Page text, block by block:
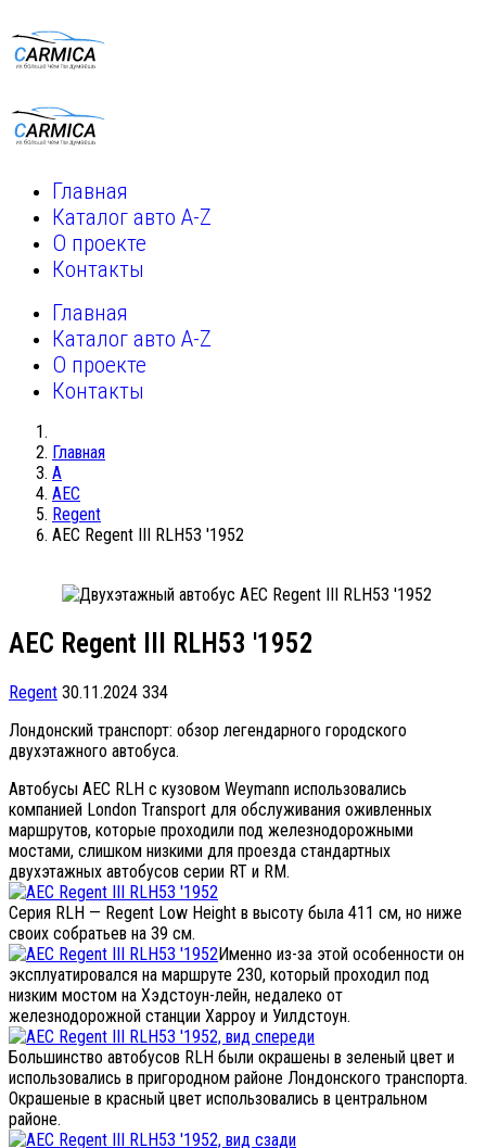
Главная
Каталог авто A-Z
О проекте
Контакты
Главная
Каталог авто A-Z
О проекте
Контакты
Главная
A
AEC
Regent
AEC Regent III RLH53 '1952
AEC Regent III RLH53 '1952
Regent 30.11.2024 334
Лондонский транспорт: обзор легендарного городского
двухэтажного автобуса.
Автобусы AEC RLH с кузовом Weymann использовались
компанией London Transport для обслуживания оживленных
маршрутов, которые проходили под железнодорожными
мостами, слишком низкими для проезда стандартных
двухэтажных автобусов серии RT и RM.
Серия RLH — Regent Low Height в высоту была 411 см, но ниже
своих собратьев на 39 см.
Именно из-за этой особенности он
эксплуатировался на маршруте 230, который проходил под
низким мостом на Хэдстоун-лейн, недалеко от
железнодорожной станции Харроу и Уилдстоун.
Большинство автобусов RLH были окрашены в зеленый цвет и
использовались в пригородном районе Лондонского транспорта.
Окрашеные в красный цвет использовались в центральном
районе.